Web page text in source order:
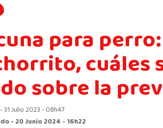
para
cuáles
sobre la
31 Julio 2023 - 08h47
- 20 Junio 2024 - 16h22